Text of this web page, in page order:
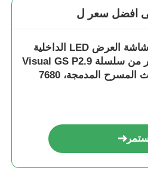
افضل سعر ل
دليل شاشة العرض LED الداخلية
للإيجار من سلسلة Visual GS P2.9
لأحداث المسرح المدمجة، 7680